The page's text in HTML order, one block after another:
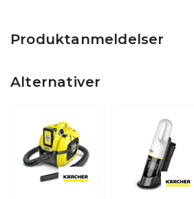
Produktanmeldelser
Alternativer